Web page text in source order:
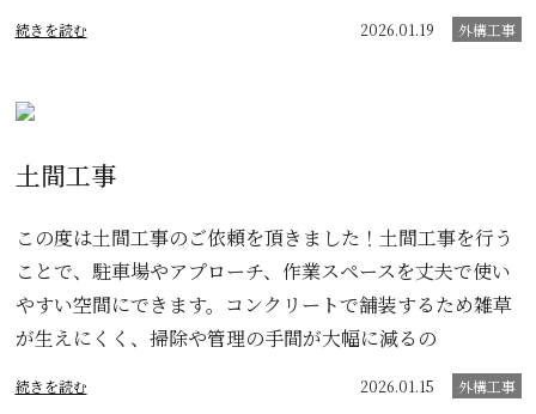
続きを読む 2026.01.19 外構工事
土間工事
この度は土間工事のご依頼を頂きました！土間工事を行う
ことで、駐車場やアプローチ、作業スペースを丈夫で使い
やすい空間にできます。コンクリートで舗装するため雑草
が生えにくく、掃除や管理の手間が大幅に減るの
続きを読む 2026.01.15 外構工事